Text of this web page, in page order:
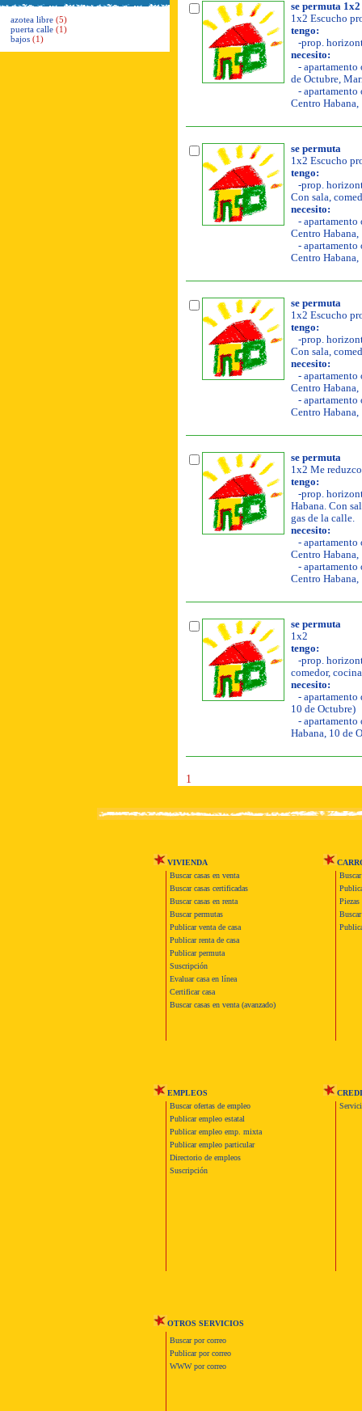
azotea libre (5)
puerta calle (1)
bajos (1)
se permuta 1x2
1x2 Escucho
tengo:
-prop.
necesito:
- apartamento
de Octubre,
- apartamento
Centro
se permuta
1x2 Escucho
tengo:
-prop.
Con sala,
necesito:
- apartamento
Centro
- apartamento
Centro
se permuta
1x2 Escucho
tengo:
-prop.
Con sala,
necesito:
- apartamento
Centro
- apartamento
Centro
se permuta
1x2 Me
tengo:
-prop.
Habana. Con
gas de la calle.
necesito:
- apartamento
Centro
- apartamento
Centro
se permuta
1x2
tengo:
-prop.
comedor,
necesito:
- apartamento
10 de Octubre)
- apartamento
Habana, 10 de
1
VIVIENDA
Buscar casas en venta
Buscar casas certificadas
Buscar casas en renta
Buscar permutas
Publicar venta de casa
Publicar renta de casa
Publicar permuta
Suscripción
Evaluar casa en línea
Certificar casa
Buscar casas en venta (avanzado)
Piezas
EMPLEOS
Buscar ofertas de empleo
Publicar empleo estatal
Publicar empleo emp. mixta
Publicar empleo particular
Directorio de empleos
Suscripción
OTROS SERVICIOS
Buscar por correo
Publicar por correo
WWW por correo